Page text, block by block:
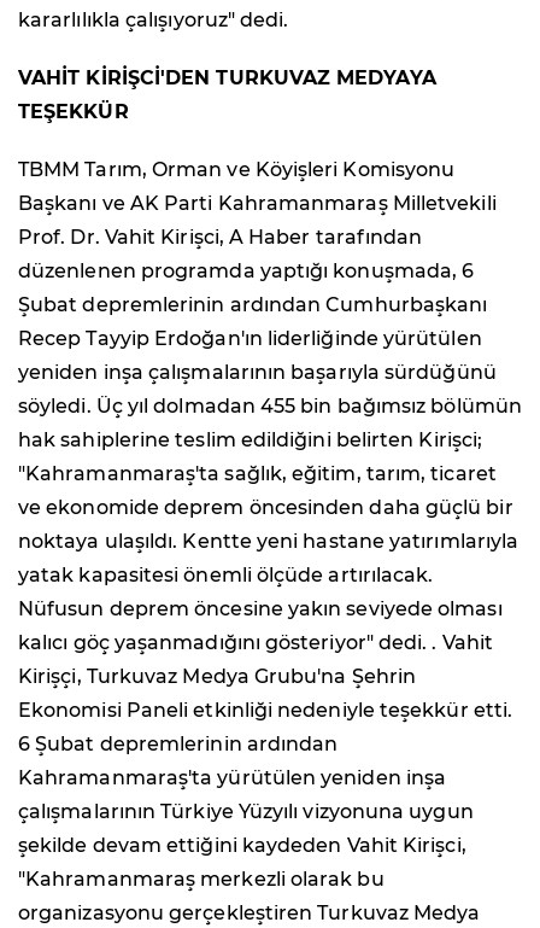
kararlılıkla çalışıyoruz" dedi.
VAHİT KİRİŞCİ'DEN TURKUVAZ MEDYAYA
TEŞEKKÜR
TBMM Tarım, Orman ve Köyişleri Komisyonu
Başkanı ve AK Parti Kahramanmaraş Milletvekili
Prof. Dr. Vahit Kirişci, A Haber tarafından
düzenlenen programda yaptığı konuşmada, 6
Şubat depremlerinin ardından Cumhurbaşkanı
Recep Tayyip Erdoğan'ın liderliğinde yürütülen
yeniden inşa çalışmalarının başarıyla sürdüğünü
söyledi. Üç yıl dolmadan 455 bin bağımsız bölümün
hak sahiplerine teslim edildiğini belirten Kirişci;
"Kahramanmaraş'ta sağlık, eğitim, tarım, ticaret
ve ekonomide deprem öncesinden daha güçlü bir
noktaya ulaşıldı. Kentte yeni hastane yatırımlarıyla
yatak kapasitesi önemli ölçüde artırılacak.
Nüfusun deprem öncesine yakın seviyede olması
kalıcı göç yaşanmadığını gösteriyor" dedi. . Vahit
Kirişçi, Turkuvaz Medya Grubu'na Şehrin
Ekonomisi Paneli etkinliği nedeniyle teşekkür etti.
6 Şubat depremlerinin ardından
Kahramanmaraş'ta yürütülen yeniden inşa
çalışmalarının Türkiye Yüzyılı vizyonuna uygun
şekilde devam ettiğini kaydeden Vahit Kirişci,
"Kahramanmaraş merkezli olarak bu
organizasyonu gerçekleştiren Turkuvaz Medya